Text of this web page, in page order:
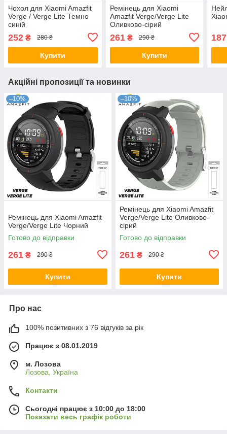
Чохол для Xiaomi Amazfit
Verge / Verge Lite Темно
синій
252 ₴ 280 ₴
Купити
Ремінець для Xiaomi
Amazfit Verge/Verge Lite
Оливково-сірий
261₴ 290 ₴
Купити
187
Акційні пропозиції та новинки
–10%
Ремінець для Xiaomi Amazfit
Verge/Verge Lite Чорний
Готово до відправки
261 ₴ 290 ₴
Купити
–10%
Ремінець для Xiaomi Amazfit
Verge/Verge Lite Оливково-
сірий
Готово до відправки
261 ₴ 290 ₴
Купити
Про нас
100% позитивних з 76 відгуків за рік
Працює з 08.01.2019
м. Лозова
Лозова, Україна
Контакти
Сьогодні працює з 10:00 до 18:00
Показати весь графік роботи